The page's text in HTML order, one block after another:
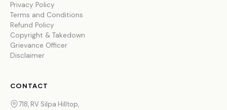
Privacy Policy
Terms and Conditions
Refund Policy
Copyright & Takedown
Grievance Officer
Disclaimer
CONTACT
718, RV Silpa Hilltop,